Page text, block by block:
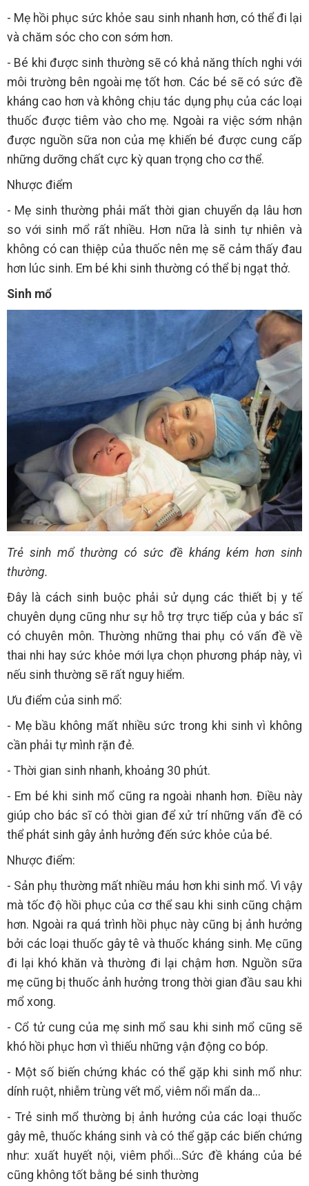
- Mẹ hồi phục sức khỏe sau sinh nhanh hơn, có thể đi lại
và chăm sóc cho con sớm hơn.
- Bé khi được sinh thường sẽ có khả năng thích nghi với
môi trường bên ngoài mẹ tốt hơn. Các bé sẽ có sức đề
kháng cao hơn và không chịu tác dụng phụ của các loại
thuốc được tiêm vào cho mẹ. Ngoài ra việc sớm nhận
được nguồn sữa non của mẹ khiến bé được cung cấp
những dưỡng chất cực kỳ quan trọng cho cơ thể.
Nhược điểm
- Mẹ sinh thường phải mất thời gian chuyển dạ lâu hơn
so với sinh mổ rất nhiều. Hơn nữa là sinh tự nhiên và
không có can thiệp của thuốc nên mẹ sẽ cảm thấy đau
hơn lúc sinh. Em bé khi sinh thường có thể bị ngạt thở.
Sinh mổ
Trẻ sinh mổ thường có sức đề kháng kém hơn sinh
thường.
Đây là cách sinh buộc phải sử dụng các thiết bị y tế
chuyên dụng cũng như sự hỗ trợ trực tiếp của y bác sĩ
có chuyên môn. Thường những thai phụ có vấn đề về
thai nhi hay sức khỏe mới lựa chọn phương pháp này, vì
nếu sinh thường sẽ rất nguy hiểm.
Ưu điểm của sinh mổ:
- Mẹ bầu không mất nhiều sức trong khi sinh vì không
cần phải tự mình rặn đẻ.
- Thời gian sinh nhanh, khoảng 30 phút.
- Em bé khi sinh mổ cũng ra ngoài nhanh hơn. Điều này
giúp cho bác sĩ có thời gian để xử trí những vấn đề có
thể phát sinh gây ảnh hưởng đến sức khỏe của bé.
Nhược điểm:
- Sản phụ thường mất nhiều máu hơn khi sinh mổ. Vì vậy
mà tốc độ hồi phục của cơ thể sau khi sinh cũng chậm
hơn. Ngoài ra quá trình hồi phục này cũng bị ảnh hưởng
bởi các loại thuốc gây tê và thuốc kháng sinh. Mẹ cũng
đi lại khó khăn và thường đi lại chậm hơn. Nguồn sữa
mẹ cũng bị thuốc ảnh hưởng trong thời gian đầu sau khi
mổ xong.
- Cổ tử cung của mẹ sinh mổ sau khi sinh mổ cũng sẽ
khó hồi phục hơn vì thiếu những vận động co bóp.
- Một số biến chứng khác có thể gặp khi sinh mổ như:
dính ruột, nhiễm trùng vết mổ, viêm nổi mẩn da...
- Trẻ sinh mổ thường bị ảnh hưởng của các loại thuốc
gây mê, thuốc kháng sinh và có thể gặp các biến chứng
như: xuất huyết nội, viêm phổi...Sức đề kháng của bé
cũng không tốt bằng bé sinh thường